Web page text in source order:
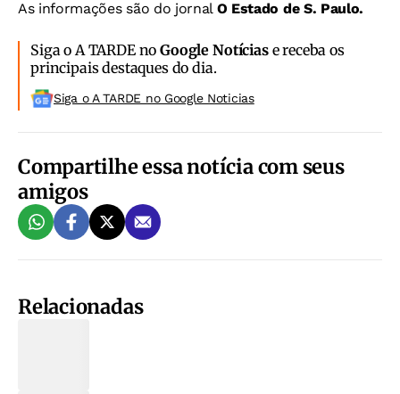
As informações são do jornal O Estado de S. Paulo.
Siga o A TARDE noGoogle Notíciase receba os
principais destaques do dia.
Siga o A TARDE no Google Noticias
Compartilhe essa notícia com seus
amigos
Relacionadas